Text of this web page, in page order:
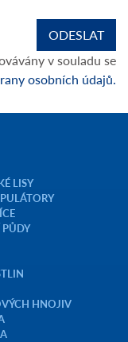
v souladu se
osobních údajů.
LISY
HNOJIV